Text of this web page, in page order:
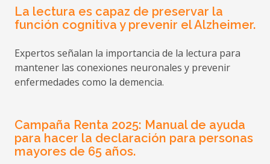
Organismo:Ayuntamiento de La Canonja
Ámbito:
Municipal
Ayuda para Respiro Familiar para
Cuidadores
La lectura es capaz de preservar la
función cognitiva y prevenir el Alzheimer.
Expertos señalan la importancia de la lectura para
mantener las conexiones neuronales y prevenir
enfermedades como la demencia.
Campaña Renta 2025: Manual de ayuda
para hacer la declaración para personas
mayores de 65 años.